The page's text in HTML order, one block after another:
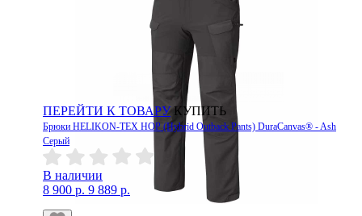
ПЕРЕЙТИ К ТОВАРУ КУПИТЬ
Брюки HELIKON-TEX HOP (Hybrid Outback Pants) DuraCanvas® - Ash
Серый
В наличии
8 900 р. 9 889 р.